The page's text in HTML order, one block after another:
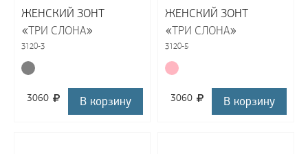
ЖЕНСКИЙ ЗОНТ
«ТРИ СЛОНА»
3120-3
3060 В корзину
ЖЕНСКИЙ ЗОНТ
«ТРИ СЛОНА»
3120-5
3060 В корзину